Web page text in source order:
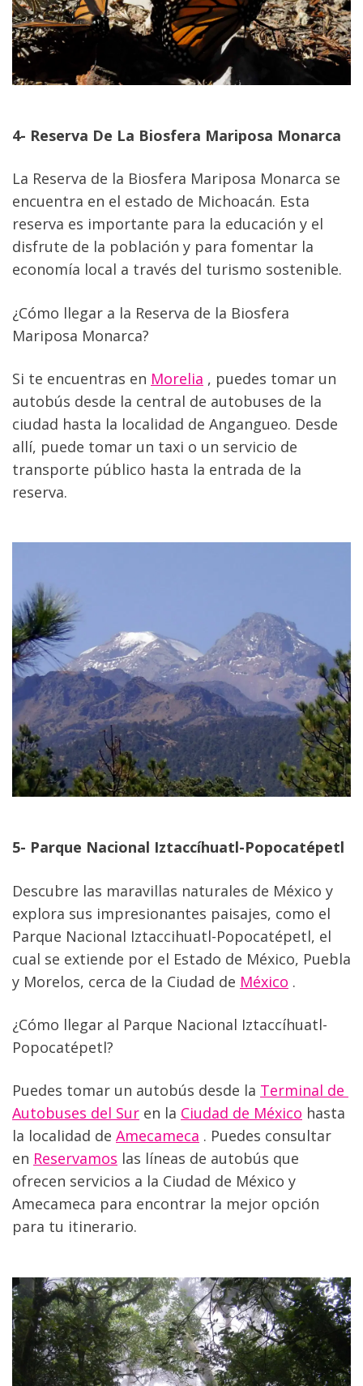
4- Reserva De La Biosfera Mariposa Monarca
La Reserva de la Biosfera Mariposa Monarca se
encuentra en el estado de Michoacán. Esta
reserva es importante para la educación y el
disfrute de la población y para fomentar la
economía local a través del turismo sostenible.
¿Cómo llegar a la Reserva de la Biosfera
Mariposa Monarca?
Si te encuentras en Morelia , puedes tomar un
autobús desde la central de autobuses de la
ciudad hasta la localidad de Angangueo. Desde
allí, puede tomar un taxi o un servicio de
transporte público hasta la entrada de la
reserva.
5- Parque Nacional Iztaccíhuatl-Popocatépetl
Descubre las maravillas naturales de México y
explora sus impresionantes paisajes, como el
Parque Nacional Iztaccihuatl-Popocatépetl, el
cual se extiende por el Estado de México, Puebla
y Morelos, cerca de la Ciudad de México .
¿Cómo llegar al Parque Nacional Iztaccíhuatl-
Popocatépetl?
Puedes tomar un autobús desde la Terminal de
Autobuses del Sur en la Ciudad de México hasta
la localidad de Amecameca . Puedes consultar
en Reservamos las líneas de autobús que
ofrecen servicios a la Ciudad de México y
Amecameca para encontrar la mejor opción
para tu itinerario.